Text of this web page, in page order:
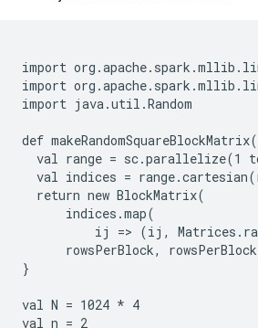
import
import
import java.util.Random
def
val range = sc.parallelize(1
val indices =
  return new BlockMatrix(
      indices.map(
ij => (ij,
rowsPerBlock,
}
val N = 1024 * 4
val n = 2